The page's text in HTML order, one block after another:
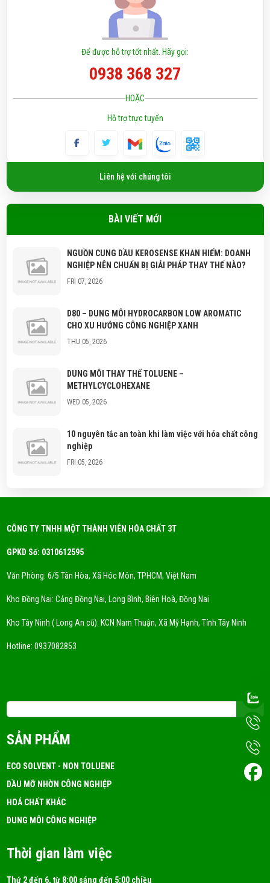
Để được hỗ trợ tốt nhất. Hãy gọi:
0938 368 327
HOẶC
Hỗ trợ trực tuyến
Liên hệ với chúng tôi
BÀI VIẾT MỚI
NGUỒN CUNG DẦU KEROSENSE KHAN HIẾM: DOANH
NGHIỆP NÊN CHUẨN BỊ GIẢI PHÁP THAY THẾ NÀO?
FRI 07, 2026
D80 – DUNG MÔI HYDROCARBON LOW AROMATIC
CHO XU HƯỚNG CÔNG NGHIỆP XANH
THU 05, 2026
DUNG MÔI THAY THẾ TOLUENE –
METHYLCYCLOHEXANE
WED 05, 2026
10 nguyên tắc an toàn khi làm việc với hóa chất công
nghiệp
FRI 05, 2026
FRI 05, 2026
Xu Hướng Dung Môi Thân Thiện Môi Trường - Eco
FRI 05, 2026
DUNG MÔI CYCLOHEXANE UY TÍN
FRI 05, 2026
Dung Môi A150 Là Gì? Ứng Dụng!
CÔNG TY TNHH MỘT THÀNH VIÊN HÓA CHẤT 3T
GPKD Số: 0310612595
Văn Phòng: 6/5 Tân Hòa, Xã Hóc Môn, TPHCM, Việt Nam
Kho Đồng Nai: Cảng Đồng Nai, Long Bình, Biên Hoà, Đồng Nai
Kho Tây Ninh ( Long An cũ): KCN Nam Thuận, Xã Mỹ Hạnh, Tỉnh Tây Ninh
Hotline: 0937082853
SẢN PHẨM
ECO SOLVENT - NON TOLUENE
DẦU MỠ NHỜN CÔNG NGHIỆP
HOÁ CHẤT KHÁC
DUNG MÔI CÔNG NGHIỆP
Thời gian làm việc
Thứ 2 đến 6, từ 8:00 sáng đến 5:00 chiều